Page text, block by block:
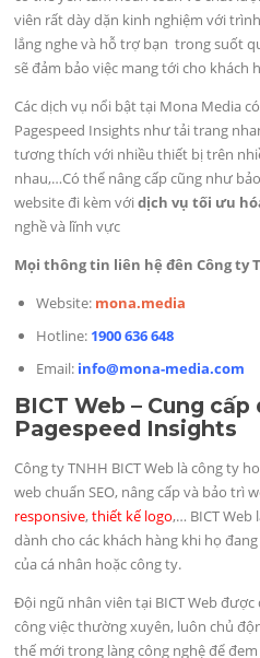
viên rất dày dặn kinh nghiệm với
lắng nghe và hỗ trợ bạn trong suốt
sẽ đảm bảo việc mang tới cho khách
Các dịch vụ nổi bật tại Mona Media
Pagespeed Insights như tải trang
tương thích với nhiều thiết bị trên
nhau,…Có thể nâng cấp cũng như
website đi kèm vớidịch vụ tối ưu
nghề và lĩnh vực
Mọi thông tin liên hệ đên Công ty
Website: mona.media
Hotline: 1900 636 648
Email: info@mona-media.com
BICT Web – Cung
Pagespeed Insights
Công ty TNHH BICT Web là công ty
web chuẩn SEO, nâng cấp và bảo trì
responsive,thiết kế logo,… BICT
dành cho các khách hàng khi họ
của cá nhân hoặc công ty.
Đội ngũ nhân viên tại BICT Web
công việc thường xuyên, luôn chủ
thế mới trong làng công nghệ để